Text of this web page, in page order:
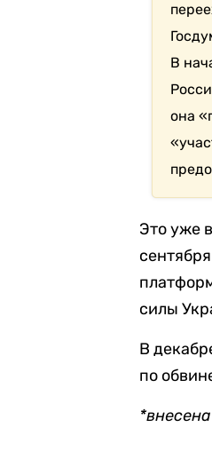
В
она
Это уже
силы
В
по